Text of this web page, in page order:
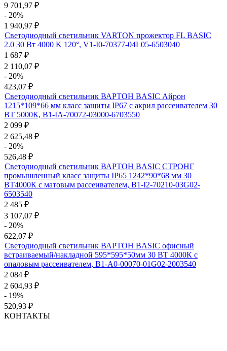
9 701,97 ₽
- 20%
1 940,97 ₽
Светодиодный светильник VARTON прожектор FL BASIC
2.0 30 Вт 4000 K 120°, V1-I0-70377-04L05-6503040
1 687 ₽
2 110,07 ₽
- 20%
423,07 ₽
Светодиодный светильник ВАРТОН BASIC Айрон
1215*109*66 мм класс защиты IP67 с акрил рассеивателем 30
ВТ 5000К, B1-IA-70072-03000-6703550
2 099 ₽
2 625,48 ₽
- 20%
526,48 ₽
Светодиодный светильник ВАРТОН BASIC СТРОНГ
промышленный класс защиты IP65 1242*90*68 мм 30
ВТ4000К с матовым рассеивателем, B1-I2-70210-03G02-
6503540
2 485 ₽
3 107,07 ₽
- 20%
622,07 ₽
Светодиодный светильник ВАРТОН BASIC офисный
встраиваемый/накладной 595*595*50мм 30 ВТ 4000К с
опаловым рассеивателем, B1-A0-00070-01G02-2003540
2 084 ₽
2 604,93 ₽
- 19%
520,93 ₽
КОНТАКТЫ